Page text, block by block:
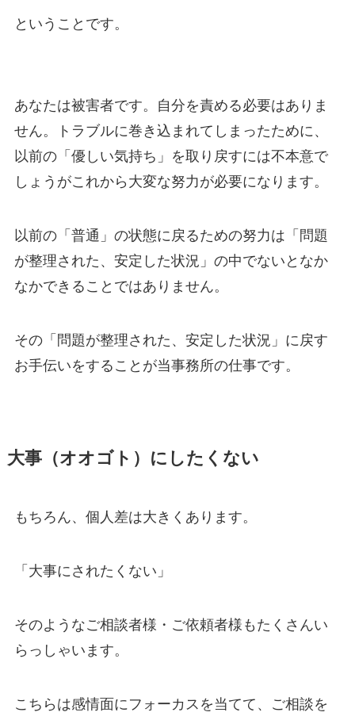
ということです。
あなたは被害者です。自分を責める必要はありま
せん。トラブルに巻き込まれてしまったために、
以前の「優しい気持ち」を取り戻すには不本意で
しょうがこれから大変な努力が必要になります。
以前の「普通」の状態に戻るための努力は「問題
が整理された、安定した状況」の中でないとなか
なかできることではありません。
その「問題が整理された、安定した状況」に戻す
お手伝いをすることが当事務所の仕事です。
大事（オオゴト）にしたくない
もちろん、個人差は大きくあります。
「大事にされたくない」
そのようなご相談者様・ご依頼者様もたくさんい
らっしゃいます。
こちらは感情面にフォーカスを当てて、ご相談を